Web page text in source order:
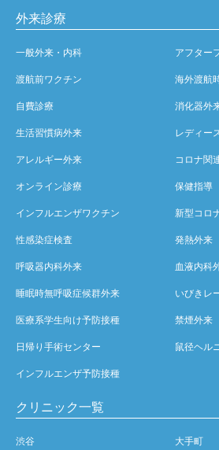
外来診療
一般外来・内科 アフター
渡航前ワクチン 海外渡航
自費診療 消化器外
生活習慣病外来 レディー
アレルギー外来 コロナ関
オンライン診療 保健指導
インフルエンザワクチン 新型コロ
性感染症検査 発熱外来
呼吸器内科外来 血液内科
睡眠時無呼吸症候群外来 いびきレ
医療系学生向け予防接種 禁煙外来
日帰り手術センター 鼠径ヘル
インフルエンザ予防接種
クリニック一覧
渋谷 大手町